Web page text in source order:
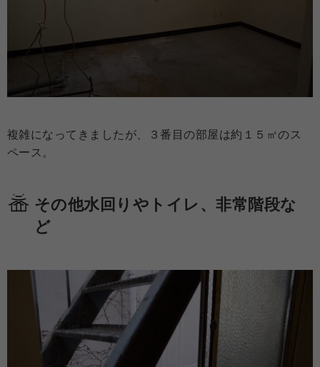
複雑になってきましたが、３番目の部屋は約１５㎡のス
ペース。
その他水回りやトイレ、非常階段な
ど